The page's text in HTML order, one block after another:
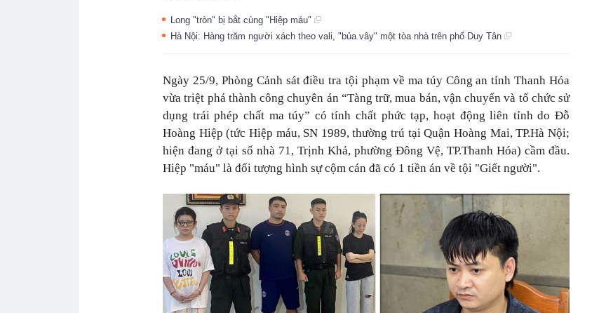
Long "tròn" bị bắt cùng "Hiệp máu"
Hà Nội: Hàng trăm người xách theo vali, "bủa vây" một tòa nhà trên phố Duy Tân
Ngày 25/9, Phòng Cảnh sát điều tra tội phạm về ma túy Công an tỉnh Thanh Hóa
vừa triệt phá thành công chuyên án “Tàng trữ, mua bán, vận chuyển và tổ chức sử
dụng trái phép chất ma túy” có tính chất phức tạp, hoạt động liên tỉnh do Đỗ
Hoàng Hiệp (tức Hiệp máu, SN 1989, thường trú tại Quận Hoàng Mai, TP.Hà Nội;
hiện đang ở tại số nhà 71, Trịnh Khả, phường Đông Vệ, TP.Thanh Hóa) cầm đầu.
Hiệp "máu" là đối tượng hình sự cộm cán đã có 1 tiền án về tội "Giết người".